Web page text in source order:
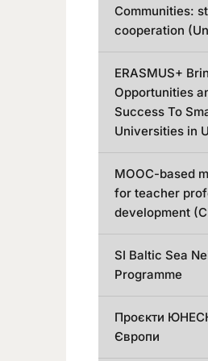
Communities:
cooperation
ERASMUS+
Opportunities
Success To
Universities in
MOOC-based
for teacher
development
SI Baltic Sea
Programme
Проєкти
Європи